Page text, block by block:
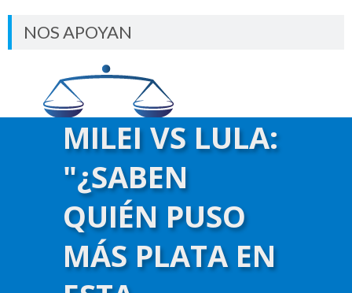
NOS APOYAN
MILEI VS LULA:
"¿SABEN
QUIÉN PUSO
MÁS PLATA EN